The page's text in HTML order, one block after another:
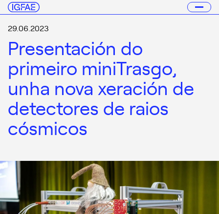
29.06.2023
Presentación do
primeiro miniTrasgo,
unha nova xeración de
detectores de raios
cósmicos